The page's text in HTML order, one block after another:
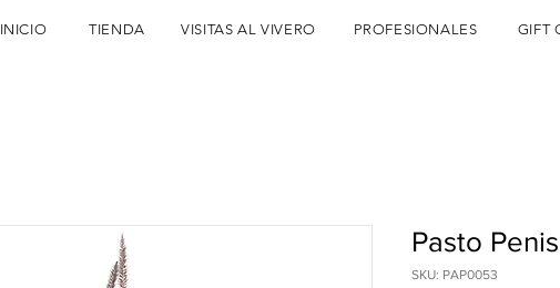
INICIO TIENDA VISITAS AL VIVERO PROFESIONALES GIFT
Pasto
SKU: PAP0053